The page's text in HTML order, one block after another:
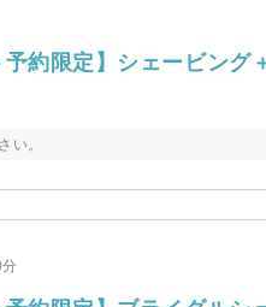
約限定】シェービング
い。